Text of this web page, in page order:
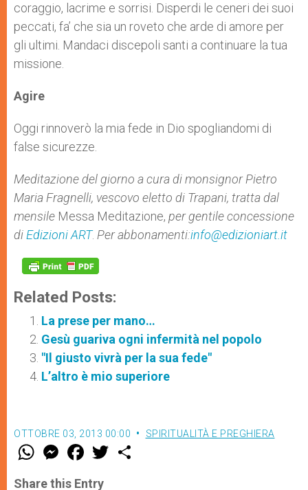
coraggio, lacrime e sorrisi. Disperdi le ceneri dei suoi
peccati, fa’ che sia un roveto che arde di amore per
gli ultimi. Mandaci discepoli santi a continuare la tua
missione.
Agire
Oggi rinnoverò la mia fede in Dio spogliandomi di
false sicurezze.
Meditazione del giorno a cura di monsignorPietro
Maria Fragnelli, vescovo eletto di Trapani, tratta dal
mensile Messa Meditazione, per gentile concessione
di Edizioni ART. Per abbonamenti:info@edizioniart.it
Related Posts:
La prese per mano…
Gesù guariva ogni infermità nel popolo
"Il giusto vivrà per la sua fede"
L’altro è mio superiore
OTTOBRE 03, 2013 00:00 SPIRITUALITÀ E PREGHIERA
W
t
M
e
s
F
a
e
w
Share this Entry